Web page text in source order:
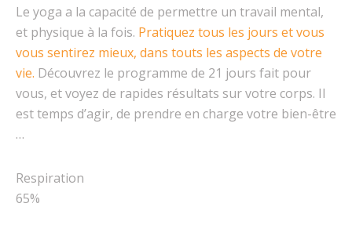
Le yoga a la capacité de permettre un travail mental,
et physique à la fois. Pratiquez tous les jours et vous
vous sentirez mieux, dans touts les aspects de votre
vie. Découvrez le programme de 21 jours fait pour
vous, et voyez de rapides résultats sur votre corps. Il
est temps d’agir, de prendre en charge votre bien-être
…
Respiration
65%